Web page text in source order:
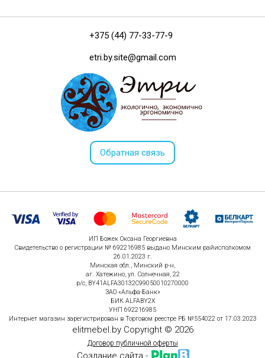
+375 (44) 77-33-77-9
etri.by.site@gmail.com
Обратная связь
ИП Божек Оксана Георгиевна
Свидетельство о регистрации № 692216985 выдано Минским райисполкомом
26.01.2023 г.
Минская обл., Минский р-н,
аг. Хатежино, ул. Солнечная, 22
р/с, BY41ALFA30132C99050010270000
ЗАО «Альфа-Банк»
БИК ALFABY2X
УНП 692216985
Интернет магазин зарегистрирован в Торговом реестре РБ №554022 от 17.03.2023
elitmebel.by Copyright © 2026
Договор публичной оферты
Создание сайта -